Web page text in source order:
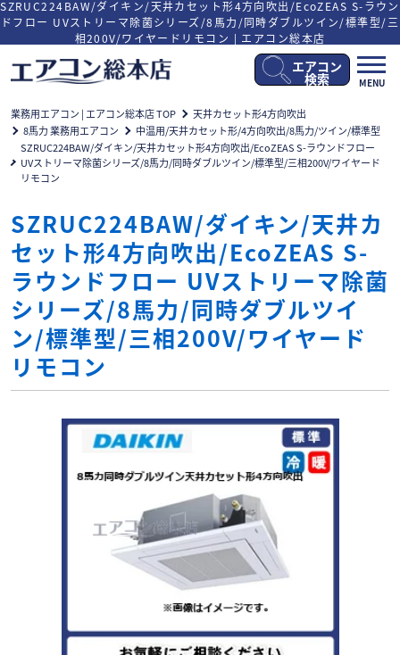
SZRUC224BAW/ダイキン/天井カセット形4方向吹出/EcoZEAS S-ラウン
ドフロー UVストリーマ除菌シリーズ/8馬力/同時ダブルツイン/標準型/三
相200V/ワイヤードリモコン | エアコン総本店
メ
ニ
ー
開
閉
MENU
エアコン
検索
業務用エアコン | エアコン総本店 TOP
天井カセット形4方向吹出
8馬力 業務用エアコン
中温用/天井カセット形/4方向吹出/8馬力/ツイン/標準型
SZRUC224BAW/ダイキン/天井カセット形4方向吹出/EcoZEAS S-ラウンドフロー
UVストリーマ除菌シリーズ/8馬力/同時ダブルツイン/標準型/三相200V/ワイヤード
リモコン
SZRUC224BAW/ダイキン/天井カ
セット形4方向吹出/EcoZEAS S-
ラウンドフロー UVストリーマ除菌
シリーズ/8馬力/同時ダブルツイ
ン/標準型/三相200V/ワイヤード
リモコン